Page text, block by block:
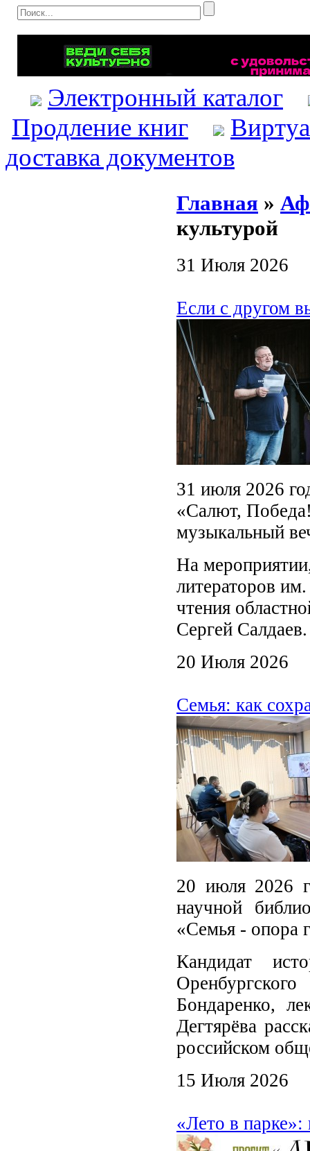
Электронный каталог
Продление книг
доставка документов
Главная »
культурой
31 Июля 2026
Если с другом
31 июля 2026
«Салют,
музыкальный
На
литераторов
чтения
Сергей Салдаев.
20 Июля 2026
Семья: как
20 июля 2026
научной
«Семья - опора
Кандидат
Бондаренко,
Дегтярёва
российском
15 Июля 2026
«Лето в парке»: